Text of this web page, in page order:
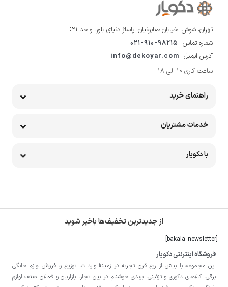
10KTK
ناموجود